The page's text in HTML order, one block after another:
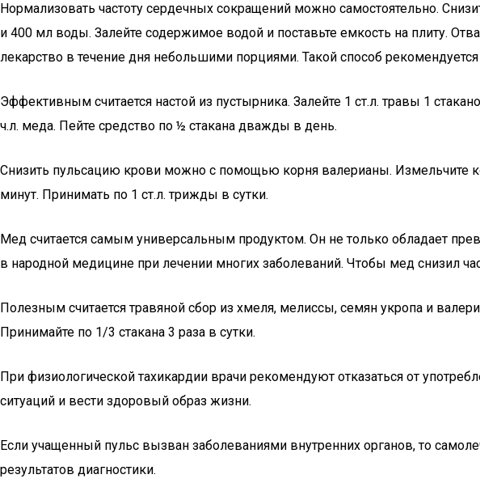
Нормализовать частоту сердечных сокращений можно самостоятельно.
и 400 мл воды. Залейте содержимое водой и поставьте емкость на плиту.
лекарство в течение дня небольшими порциями. Такой способ
Эффективным считается настой из пустырника. Залейте 1 ст.л. травы 1
ч.л. меда. Пейте средство по ½ стакана дважды в день.
Снизить пульсацию крови можно с помощью корня валерианы. Измельчите
минут. Принимать по 1 ст.л. трижды в сутки.
Мед считается самым универсальным продуктом. Он не только обладает
в народной медицине при лечении многих заболеваний. Чтобы мед снизил
Полезным считается травяной сбор из хмеля, мелиссы, семян укропа и
Принимайте по 1/3 стакана 3 раза в сутки.
При физиологической тахикардии врачи рекомендуют отказаться от
ситуаций и вести здоровый образ жизни.
Если учащенный пульс вызван заболеваниями внутренних органов, то
результатов диагностики.